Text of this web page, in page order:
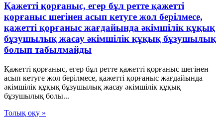
Қажетті қорғаныс, егер бұл ретте қажетті
қорғаныс шегінен асып кетуге жол берілмесе,
қажетті қорғаныс жағдайында әкімшілік құқық
бұзушылық жасау әкімшілік құқық бұзушылық
болып табылмайды
Қажетті қорғаныс, егер бұл ретте қажетті қорғаныс шегінен
асып кетуге жол берілмесе, қажетті қорғаныс жағдайында
әкімшілік құқық бұзушылық жасау әкімшілік құқық
бұзушылық болы...
Толық оқу »